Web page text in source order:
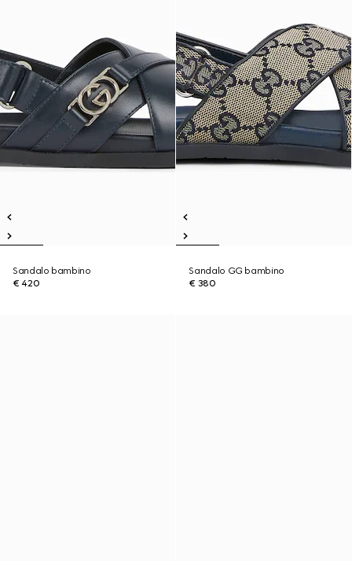
Sandalo bambino
€ 420
Sandalo GG bambino
€ 380